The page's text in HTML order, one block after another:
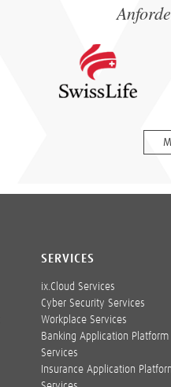
SERVICES
ix.Cloud Services
Cyber Security Services
Workplace Services
Banking Application Platform
Services
Insurance Application